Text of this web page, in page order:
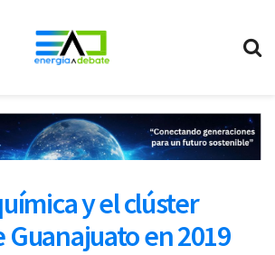
y el clúster
en 2019